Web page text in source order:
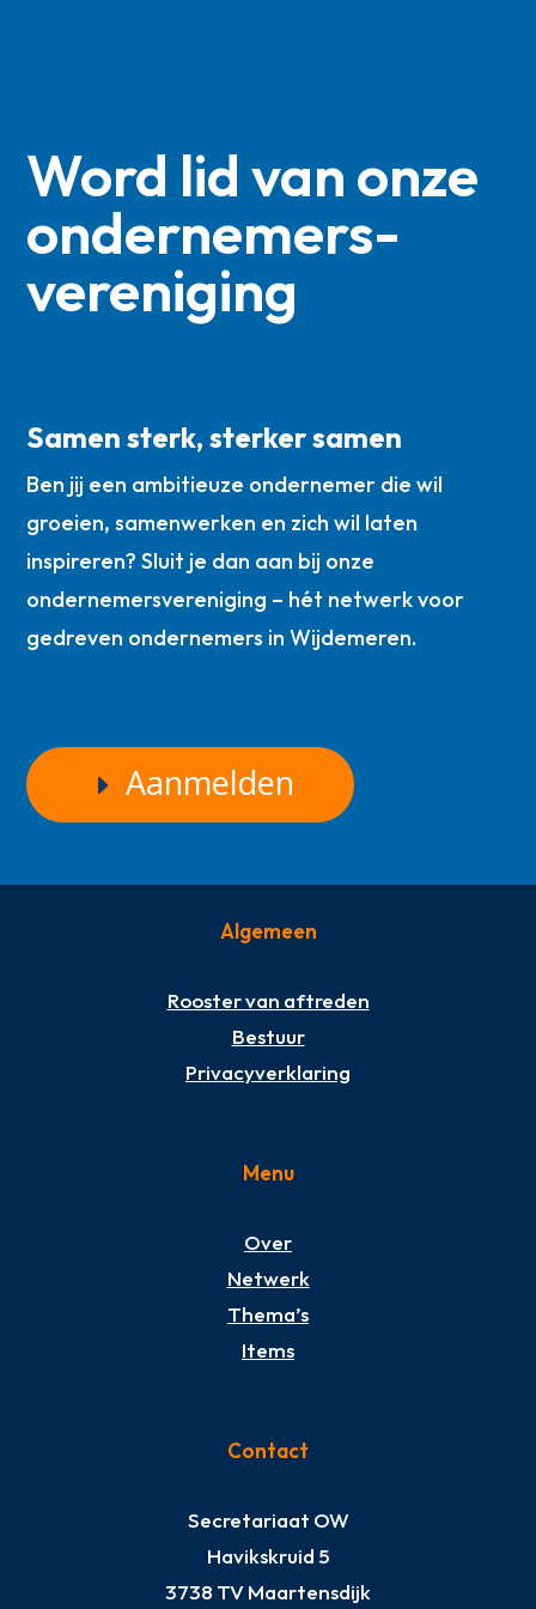
Word lid van onze
ondernemers­
vereniging
Samen sterk, sterker samen
Ben jij een ambitieuze ondernemer die wil
groeien, samenwerken en zich wil laten
inspireren? Sluit je dan aan bij onze
ondernemersvereniging – hét netwerk voor
gedreven ondernemers in Wijdemeren.
Aanmelden
Algemeen
Rooster van aftreden
Bestuur
Privacyverklaring
Menu
Over
Netwerk
Thema’s
Items
Contact
Secretariaat OW
Havikskruid 5
3738 TV Maartensdijk